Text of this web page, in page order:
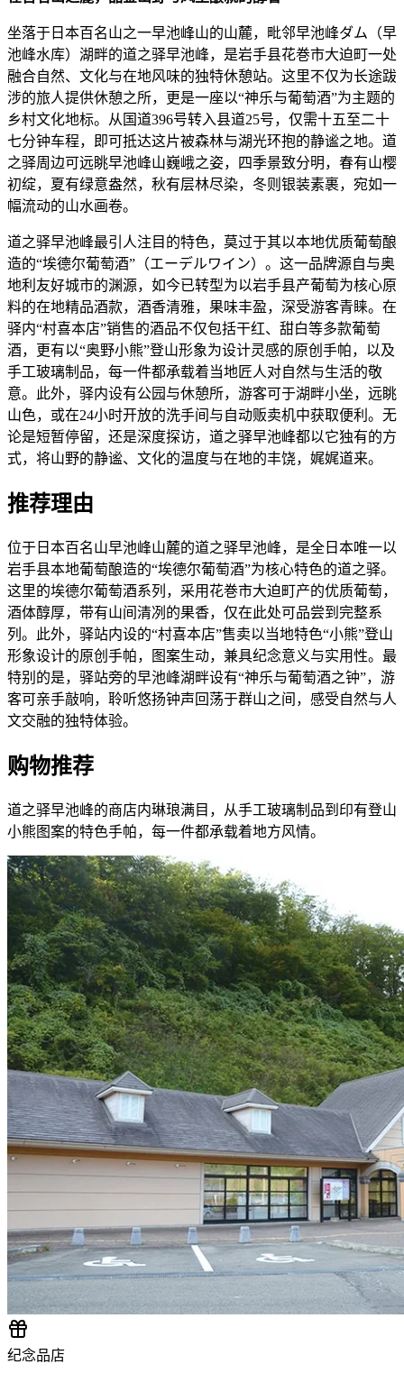
坐落于日本百名山之一早池峰山的山麓，毗邻早池峰ダム（早
池峰水库）湖畔的道之驿早池峰，是岩手县花巻市大迫町一处
融合自然、文化与在地风味的独特休憩站。这里不仅为长途跋
涉的旅人提供休憩之所，更是一座以“神乐与葡萄酒”为主题的
乡村文化地标。从国道396号转入县道25号，仅需十五至二十
七分钟车程，即可抵达这片被森林与湖光环抱的静谧之地。道
之驿周边可远眺早池峰山巍峨之姿，四季景致分明，春有山樱
初绽，夏有绿意盎然，秋有层林尽染，冬则银装素裹，宛如一
幅流动的山水画卷。
道之驿早池峰最引人注目的特色，莫过于其以本地优质葡萄酿
造的“埃德尔葡萄酒”（エーデルワイン）。这一品牌源自与奥
地利友好城市的渊源，如今已转型为以岩手县产葡萄为核心原
料的在地精品酒款，酒香清雅，果味丰盈，深受游客青睐。在
驿内“村喜本店”销售的酒品不仅包括干红、甜白等多款葡萄
酒，更有以“奥野小熊”登山形象为设计灵感的原创手帕，以及
手工玻璃制品，每一件都承载着当地匠人对自然与生活的敬
意。此外，驿内设有公园与休憩所，游客可于湖畔小坐，远眺
山色，或在24小时开放的洗手间与自动贩卖机中获取便利。无
论是短暂停留，还是深度探访，道之驿早池峰都以它独有的方
式，将山野的静谧、文化的温度与在地的丰饶，娓娓道来。
推荐理由
位于日本百名山早池峰山麓的道之驿早池峰，是全日本唯一以
岩手县本地葡萄酿造的“埃德尔葡萄酒”为核心特色的道之驿。
这里的埃德尔葡萄酒系列，采用花巻市大迫町产的优质葡萄，
酒体醇厚，带有山间清冽的果香，仅在此处可品尝到完整系
列。此外，驿站内设的“村喜本店”售卖以当地特色“小熊”登山
形象设计的原创手帕，图案生动，兼具纪念意义与实用性。最
特别的是，驿站旁的早池峰湖畔设有“神乐与葡萄酒之钟”，游
客可亲手敲响，聆听悠扬钟声回荡于群山之间，感受自然与人
文交融的独特体验。
购物推荐
道之驿早池峰的商店内琳琅满目，从手工玻璃制品到印有登山
小熊图案的特色手帕，每一件都承载着地方风情。
纪念品店